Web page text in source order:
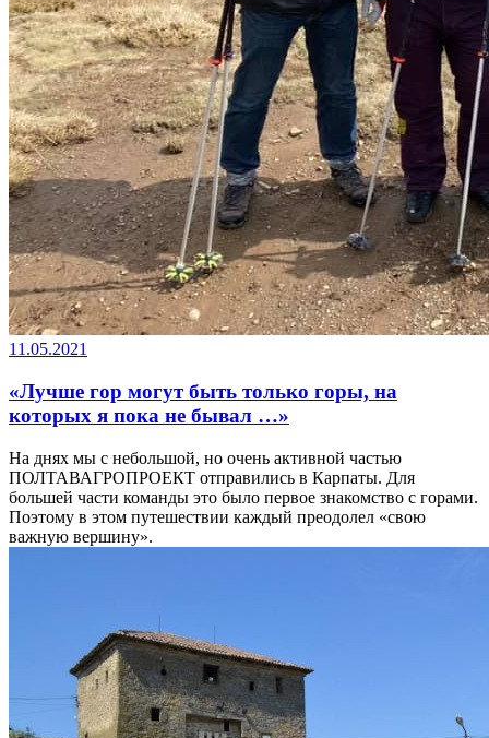
11.05.2021
«Лучше гор могут быть только горы, на
которых я пока не бывал …»
На днях мы с небольшой, но очень активной частью
ПОЛТАВАГРОПРОЕКТ отправились в Карпаты. Для
большей части команды это было первое знакомство с горами.
Поэтому в этом путешествии каждый преодолел «свою
важную вершину».